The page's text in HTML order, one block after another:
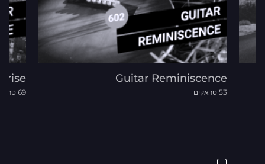
Guitar Reminiscence
53 טראקים 69 טראקים